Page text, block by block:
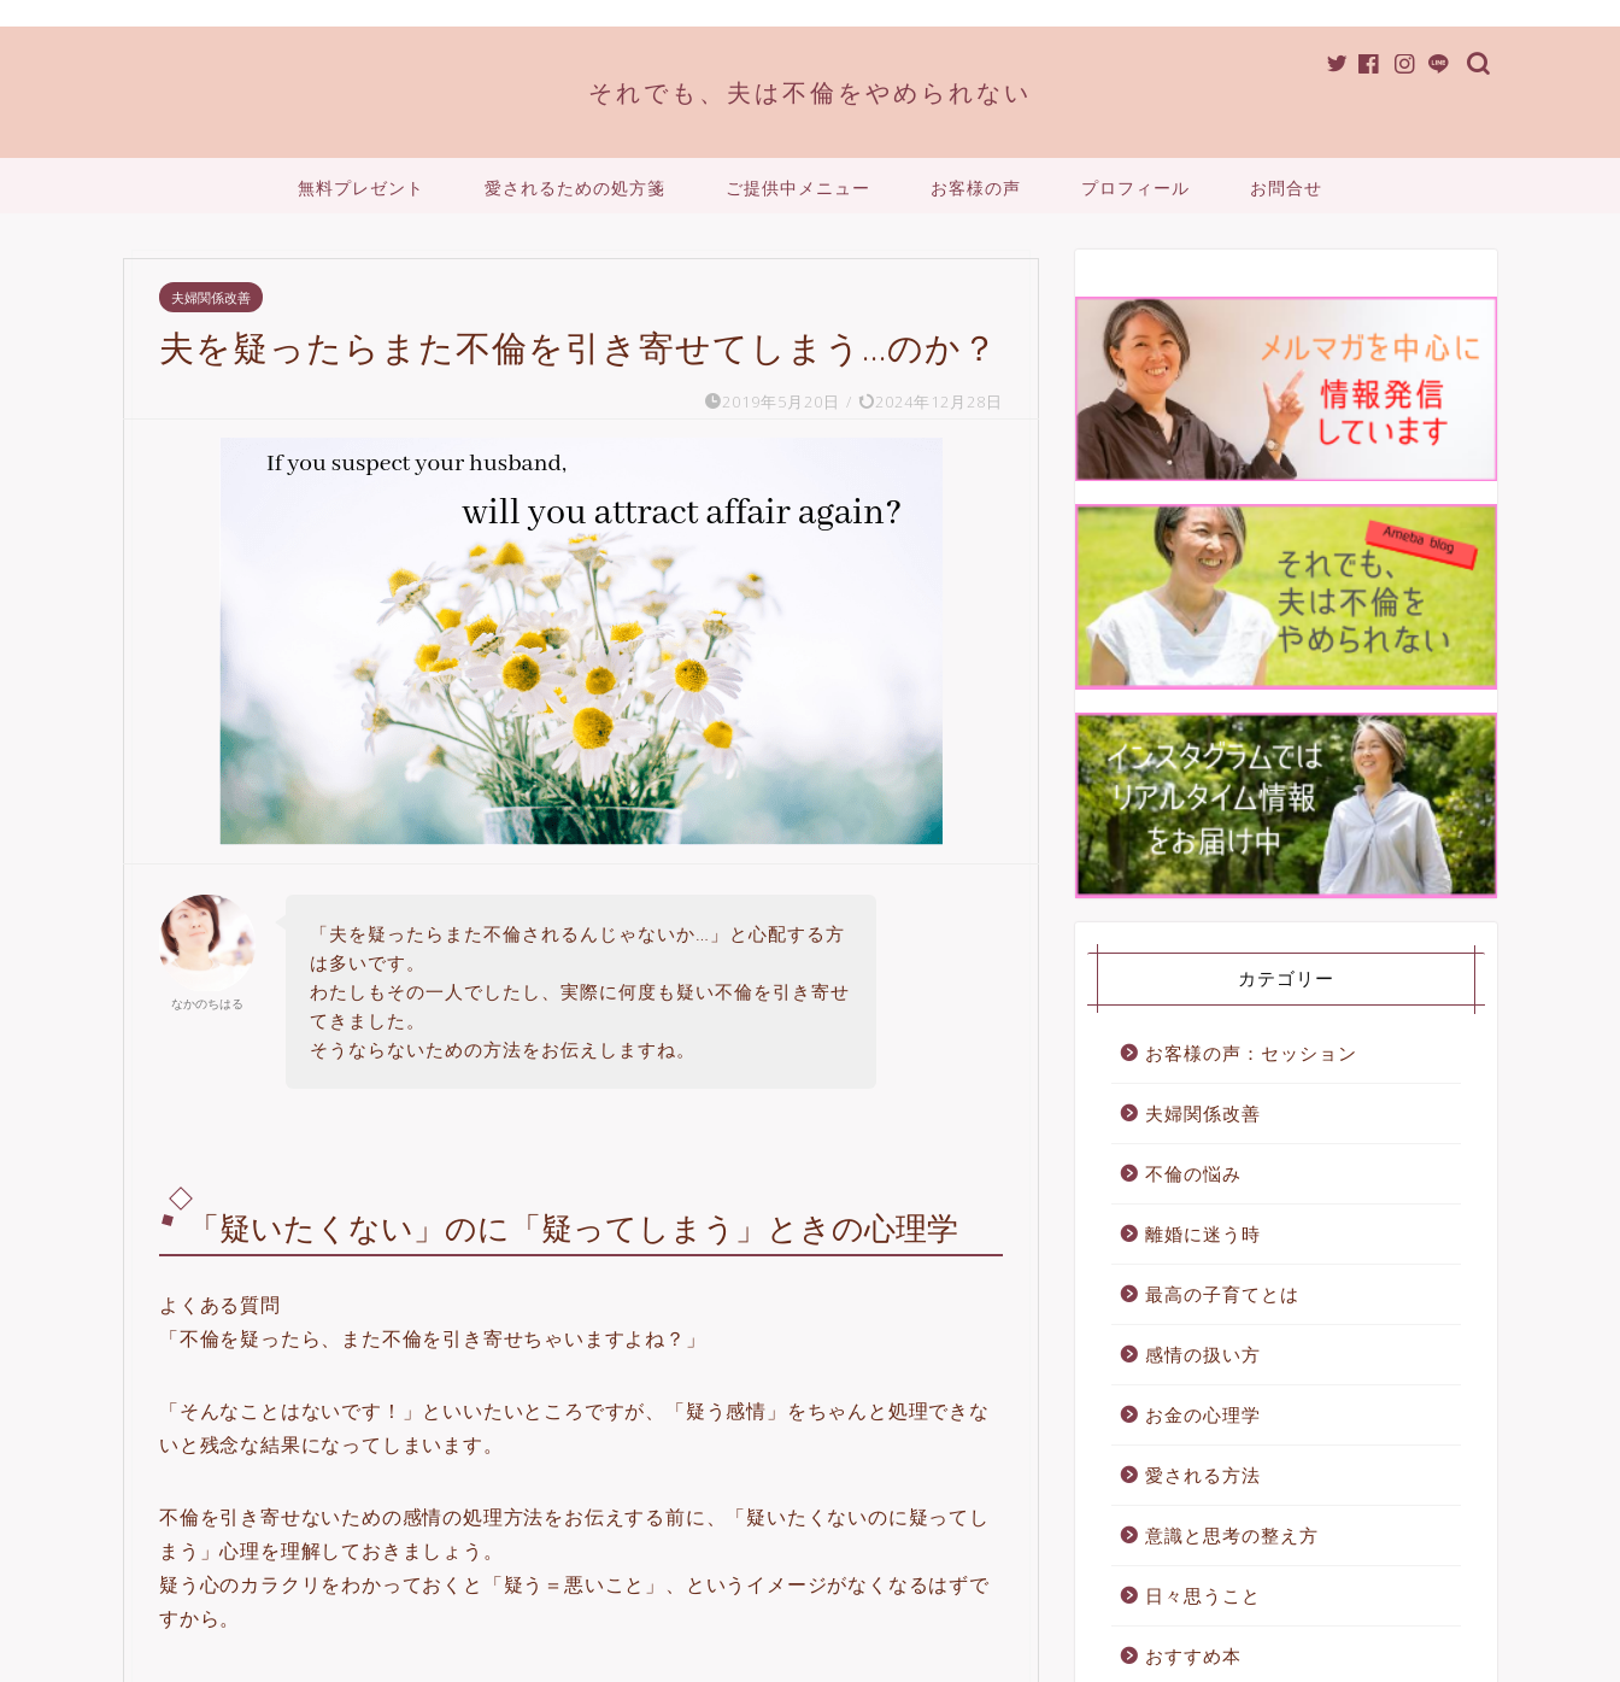
それでも、夫は不倫をやめられない
無料プレゼント 愛されるための処方箋 ご提供中メニュー お客様の声 プロフィール お問合せ
夫婦関係改善
夫を疑ったらまた不倫を引き寄せてしまう…のか？
2019年5月20日 / 2024年12月28日
なかのちはる
「夫を疑ったらまた不倫されるんじゃないか…」と心配する方
は多いです。
わたしもその一人でしたし、実際に何度も疑い不倫を引き寄せ
てきました。
そうならないための方法をお伝えしますね。
「疑いたくない」のに「疑ってしまう」ときの心理学
よくある質問
「不倫を疑ったら、また不倫を引き寄せちゃいますよね？」
「そんなことはないです！」といいたいところですが、「疑う感情」をちゃんと処理できな
いと残念な結果になってしまいます。
不倫を引き寄せないための感情の処理方法をお伝えする前に、「疑いたくないのに疑ってし
まう」心理を理解しておきましょう。
疑う心のカラクリをわかっておくと「疑う＝悪いこと」、というイメージがなくなるはずで
すから。
カテゴリー
お客様の声：セッション
夫婦関係改善
不倫の悩み
離婚に迷う時
最高の子育てとは
感情の扱い方
お金の心理学
愛される方法
意識と思考の整え方
日々思うこと
おすすめ本